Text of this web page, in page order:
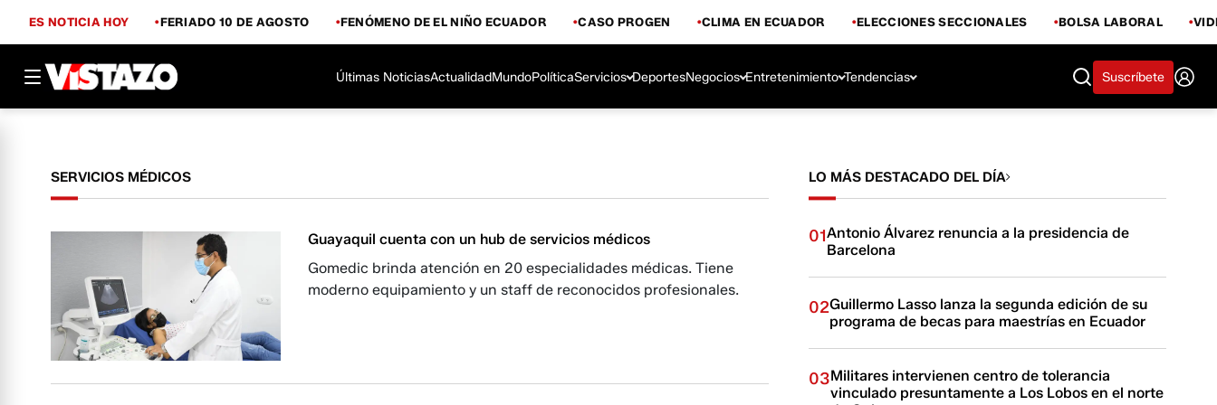
ES NOTICIA HOY FERIADO 10 DE AGOSTO FENÓMENO DE EL NIÑO ECUADOR CASO PROGEN CLIMA EN ECUADOR ELECCIONES SECCIONALES BOLSA LABORAL
Últimas NoticiasActualidadMundoPolíticaServicios DeportesNegocios Entretenimiento Tendencias Suscríbete
SERVICIOS MÉDICOS
Guayaquil cuenta con un hub de servicios médicos
Gomedic brinda atención en 20 especialidades médicas. Tiene
moderno equipamiento y un staff de reconocidos profesionales.
LO MÁS DESTACADO DEL DÍA
01Antonio Álvarez renuncia a la presidencia de
Barcelona
02Guillermo Lasso lanza la segunda edición de su
programa de becas para maestrías en Ecuador
03Militares intervienen centro de tolerancia
vinculado presuntamente a Los Lobos en el norte